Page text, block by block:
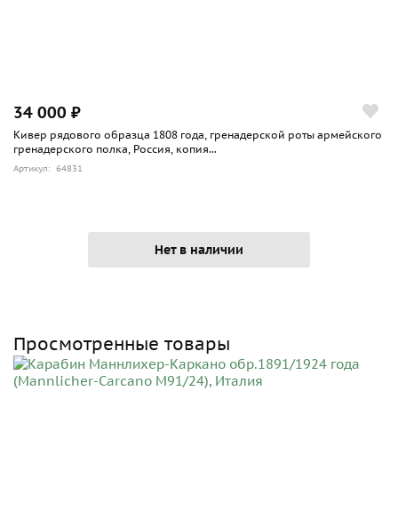
34 000 ₽
Кивер рядового образца 1808 года, гренадерской роты армейского
гренадерского полка, Россия, копия...
Артикул: 64831
Нет в наличии
Просмотренные товары